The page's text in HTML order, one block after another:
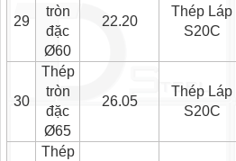
29
tròn
đặc
Ø60
22.20
Thép Láp
S20C
30
Thép
tròn
đặc
Ø65
26.05
Thép Láp
S20C
Thép